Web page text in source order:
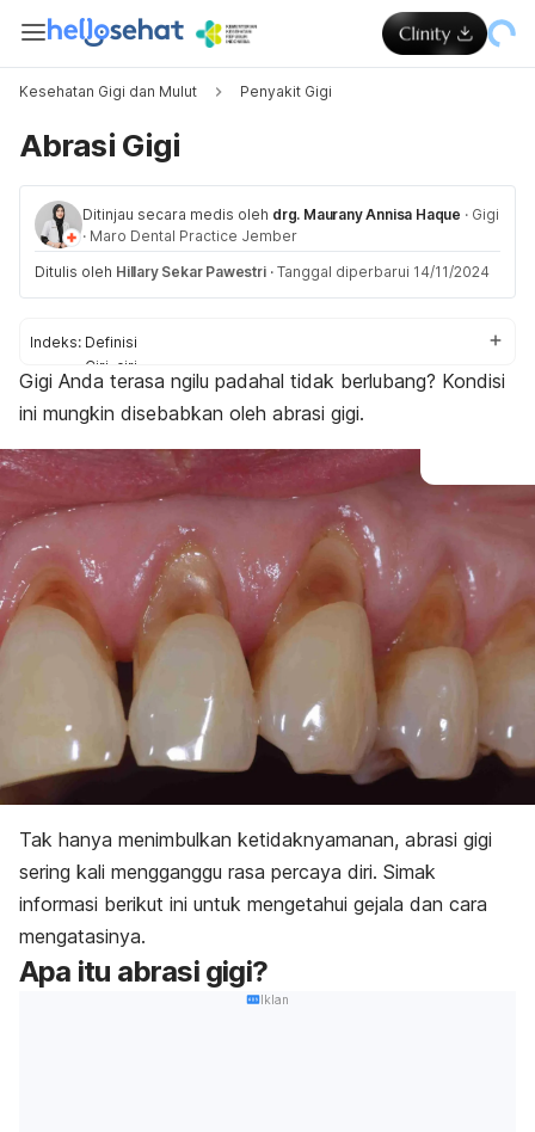
Kesehatan Gigi dan Mulut Penyakit Gigi
Abrasi Gigi
Ditinjau secara medis oleh drg. Maurany Annisa Haque · Gigi
· Maro Dental Practice Jember
Ditulis oleh Hillary Sekar Pawestri · Tanggal diperbarui 14/11/2024
Indeks: Definisi
Ciri-ciri
Penyebab
Cara mengatasi
Gigi Anda terasa ngilu padahal tidak berlubang? Kondisi
ini mungkin disebabkan oleh abrasi gigi.
Tak hanya menimbulkan ketidaknyamanan, abrasi gigi
sering kali mengganggu rasa percaya diri. Simak
informasi berikut ini untuk mengetahui gejala dan cara
mengatasinya.
Apa itu abrasi gigi?
Iklan